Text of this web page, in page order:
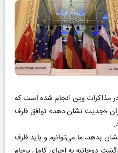
مذاکرات وین انجام شده است که
«جدیت نشان دهد» توافق ظرف
بدهد، ما می‌توانیم و باید ظرف